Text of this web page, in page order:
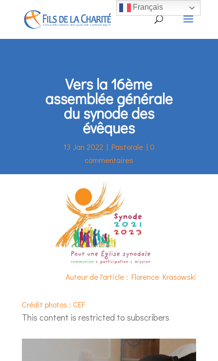
Vers la 16ème
assemblée générale
du synode des
évêques
13 Jan 2022 | Pastorale| 0
commentaires
Auteur de l'article : Florence Krasowski
Crédit photos : CEF
This content is restricted to subscribers
Français